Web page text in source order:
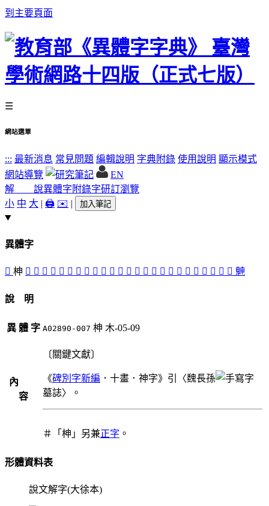
到主要頁面
☰
網站選單
::: 最新消息 常見問題 編輯說明 字典附錄 使用說明 顯示模式
網站導覽
EN
解 說異體字 附錄字研訂瀏覽
小 中 大 | 🖨️ ✉️ | 加入筆記
異體字
󴃱 柛 󴃯 󴃭 𥙍 󴃠 󴃤 󴃨 󴃧 󴃫 󴃡 󴃢 󴃟 󴃦 󴃳 󴃮 𥛃 𥛠 󴃬 󴃥 󴃰 𥜩 𥞁 󴃲 󴃩 󴃪 󴃣 䰠
說 明
異 體 字 A02890-007 柛 木-05-09
內
容
〔關鍵文獻〕
《碑別字新編 ．十畫．神字》引〈魏長孫
墓誌〉。
＃「柛」另兼正字 。
形體資料表
說文解字(大徐本)